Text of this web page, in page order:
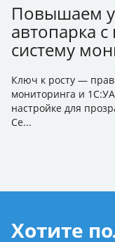
Повышаем
автопарка
систему
Ключ к росту —
мониторинга и
настройке для
Се...
Хотите